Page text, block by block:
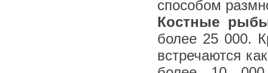
способом
Костные
более 25 000.
встречаются